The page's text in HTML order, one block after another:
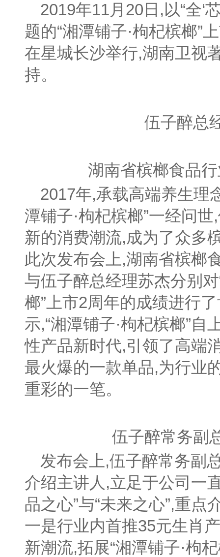
2019年11月20日,以“全‘
题的“湘潭铺子·枸杞槟榔”
在星城长沙举行,湖南卫视
持。
伍子醉总
湖南省槟榔食品
2017年,承载高端养生理
潭铺子·枸杞槟榔”一经问
新的消费潮流,成为了众多
此次发布会上,湖南省槟榔
与伍子醉总经理苏杰分别
榔”上市2周年的成绩进行
示,“湘潭铺子·枸杞槟榔”自
性产品新时代,引领了高端
最火爆的一款单品,为行业
重彩的一笔。
伍子醉常务副
发布会上,伍子醉常务副
介绍主讲人,立足于公司一
品之心”与“未来之心”,重点
一是行业内首推35元生肖
新潮流,拓展“湘潭铺子·枸